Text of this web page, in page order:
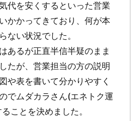
代を安くするといった営業
かかってきており、何が本
ない状況でした。
あるが正直半信半疑のまま
たが、営業担当の方の説明
や表を書いて分かりやすく
でムダカラさん(エネトク運
ことを決めました。